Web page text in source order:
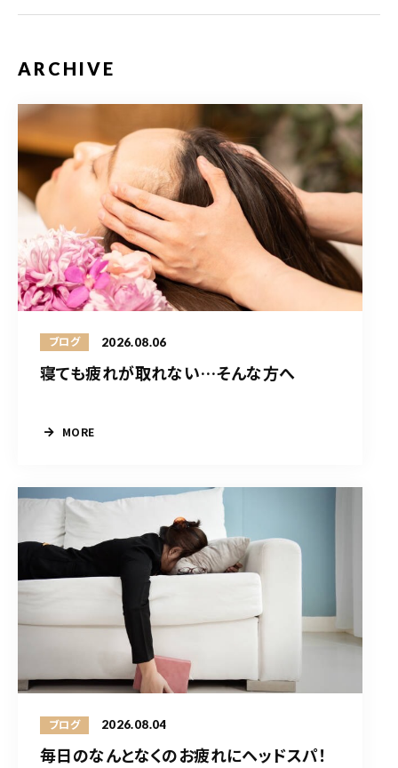
ARCHIVE
ブログ 2026.08.06
寝ても疲れが取れない…そんな方へ
MORE
ブログ 2026.08.04
毎日のなんとなくのお疲れにヘッドスパ！